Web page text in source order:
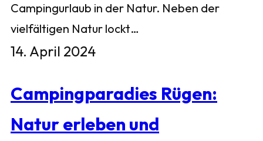
Campingurlaub in der Natur. Neben der
vielfältigen Natur lockt…
14. April 2024
Campingparadies Rügen:
Natur erleben und